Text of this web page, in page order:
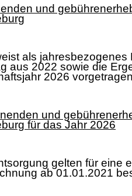
und
als
aus 2022 sowie die
2026
und
für das Jahr 2026
gelten für
ab 01.01.2021